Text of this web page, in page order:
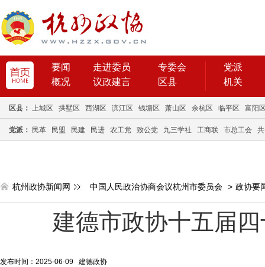
要闻 走进委员
专委会
概况
议政建言 区县
党派
机关
区县： 上城区 拱墅区 西湖区 滨江区 钱塘区 萧山区 余杭区 临平区 富阳
党派： 民革 民盟 民建 民进 农工党 致公党 九三学社 工商联 市总工会
杭州政协新闻网 中国人民政治协商会议杭州市委员会 > 政协要
建德市政协十五届
发布时间：2025-06-09 建德政协